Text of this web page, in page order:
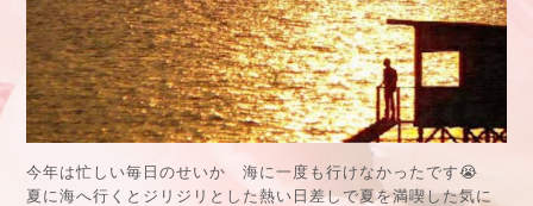
今年は忙しい毎日のせいか 海に一度も行けなかったです😭
夏に海へ行くとジリジリとした熱い日差しで夏を満喫した気に